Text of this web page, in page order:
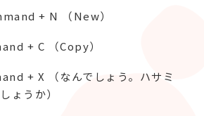
+ N （New）
+ C （Copy）
+ X （なんでしょう。ハサミ
ょうか）